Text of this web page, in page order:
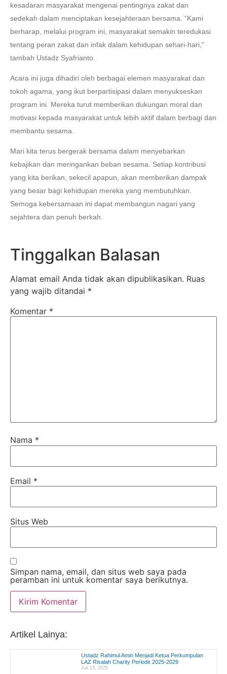
kesadaran masyarakat mengenai pentingnya zakat dan
sedekah dalam menciptakan kesejahteraan bersama. “Kami
berharap, melalui program ini, masyarakat semakin teredukasi
tentang peran zakat dan infak dalam kehidupan sehari-hari,”
tambah Ustadz Syafrianto.
Acara ini juga dihadiri oleh berbagai elemen masyarakat dan
tokoh agama, yang ikut berpartisipasi dalam menyukseskan
program ini. Mereka turut memberikan dukungan moral dan
motivasi kepada masyarakat untuk lebih aktif dalam berbagi dan
membantu sesama.
Mari kita terus bergerak bersama dalam menyebarkan
kebajikan dan meringankan beban sesama. Setiap kontribusi
yang kita berikan, sekecil apapun, akan memberikan dampak
yang besar bagi kehidupan mereka yang membutuhkan.
Semoga kebersamaan ini dapat membangun nagari yang
sejahtera dan penuh berkah.
Tinggalkan Balasan
Alamat email Anda tidak akan dipublikasikan. Ruas
yang wajib ditandai *
Komentar *
Nama *
Email *
Situs Web
Simpan nama, email, dan situs web saya pada
peramban ini untuk komentar saya berikutnya.
Artikel Lainya:
Ustadz Rahimul Amin Menjadi Ketua Perkumpulan
LAZ Risalah Charity Periode 2025-2029
Juli 13, 2025